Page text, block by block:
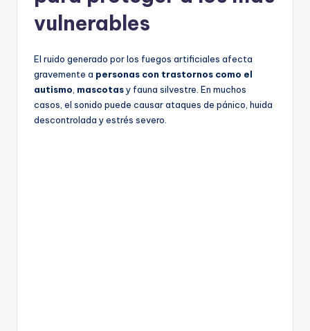
vulnerables
El ruido generado por los fuegos artificiales afecta
gravemente a personas con trastornos como el
autismo mascotasy fauna silvestre. En muchos
casos, el sonido puede causar ataques de pánico, huida
descontrolada y estrés severo.